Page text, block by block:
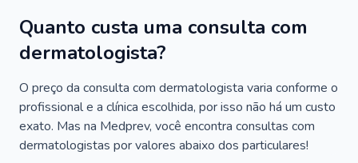
Quanto custa uma consulta com
dermatologista?
O preço da consulta com dermatologista varia conforme o
profissional e a clínica escolhida, por isso não há um custo
exato. Mas na Medprev, você encontra consultas com
dermatologistas por valores abaixo dos particulares!